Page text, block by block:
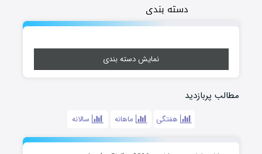
دسته بندی
نمایش دسته بندی
مطالب پربازدید
هفتگی ماهانه سالانه